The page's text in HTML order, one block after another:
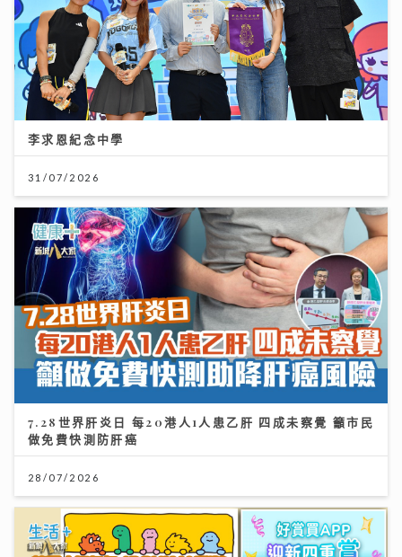
李求恩紀念中學
31/07/2026
7.28世界肝炎日 每20港人1人患乙肝 四成未察覺 籲市民
做免費快測防肝癌
28/07/2026